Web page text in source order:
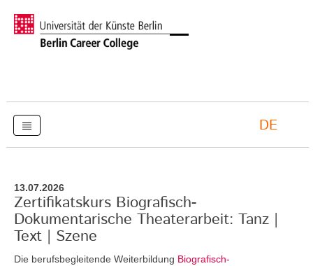
DE
13.07.2026
Zertifikatskurs Biografisch-
Dokumentarische Theaterarbeit: Tanz |
Text | Szene
Die berufsbegleitende Weiterbildung Biografisch-